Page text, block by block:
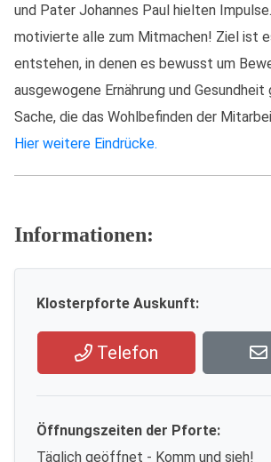
und Pater Johannes Paul hielten
motivierte alle zum Mitmachen! Ziel ist
entstehen, in denen es bewusst um
ausgewogene Ernährung und
Sache, die das Wohlbefinden der
Hier weitere Eindrücke.
Informationen:
Klosterpforte Auskunft:
Telefon
Öffnungszeiten der Pforte:
Täglich geöffnet - Komm und sieh!